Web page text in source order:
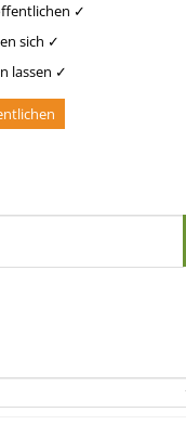
✓
sich ✓
lassen ✓